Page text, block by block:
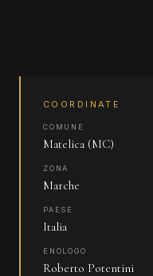
COORDINATE
COMUNE
Matelica (MC)
ZONA
Marche
PAESE
Italia
ENOLOGO
Roberto Potentini